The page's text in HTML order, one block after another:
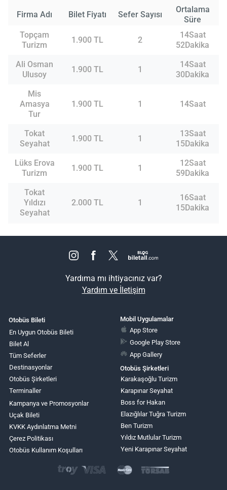
Firma Adı Bilet Fiyatı Sefer Sayısı
Ortalama
Süre
Topçam
Turizm
1.900 TL 2
14Saat
52Dakika
Ali Osman
Ulusoy
1.900 TL 1
14Saat
30Dakika
Mis
Amasya
Tur
1.900 TL 1 14Saat
Tokat
Seyahat
1.900 TL 1
13Saat
15Dakika
Lüks Erova
Turizm
1.900 TL 1
12Saat
59Dakika
Tokat
Yıldızı
Seyahat
2.000 TL 1
16Saat
15Dakika
Yardıma mı ihtiyacınız var?
Yardım ve İletişim
Otobüs Bileti
En Uygun Otobüs Bileti
Bilet Al
Tüm Seferler
Destinasyonlar
Otobüs Şirketleri
Terminaller
Kampanya ve Promosyonlar
Uçak Bileti
KVKK Aydınlatma Metni
Çerez Politikası
Otobüs Kullanım Koşulları
Mobil Uygulamalar
App Store
Google Play Store
App Gallery
Otobüs Şirketleri
Karakaşoğlu Turizm
Karapınar Seyahat
Boss for Hakan
Elazığlılar Tuğra Turizm
Ben Turizm
Yıldız Mutlular Turizm
Yeni Karapınar Seyahat